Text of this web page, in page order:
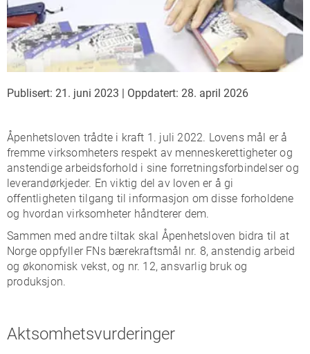
Publisert: 21. juni 2023 | Oppdatert: 28. april 2026
Åpenhetsloven trådte i kraft 1. juli 2022. Lovens mål er å
fremme virksomheters respekt av menneskerettigheter og
anstendige arbeidsforhold i sine forretningsforbindelser og
leverandørkjeder. En viktig del av loven er å gi
offentligheten tilgang til informasjon om disse forholdene
og hvordan virksomheter håndterer dem.
Sammen med andre tiltak skal Åpenhetsloven bidra til at
Norge oppfyller FNs bærekraftsmål nr. 8, anstendig arbeid
og økonomisk vekst, og nr. 12, ansvarlig bruk og
produksjon.
Aktsomhetsvurderinger